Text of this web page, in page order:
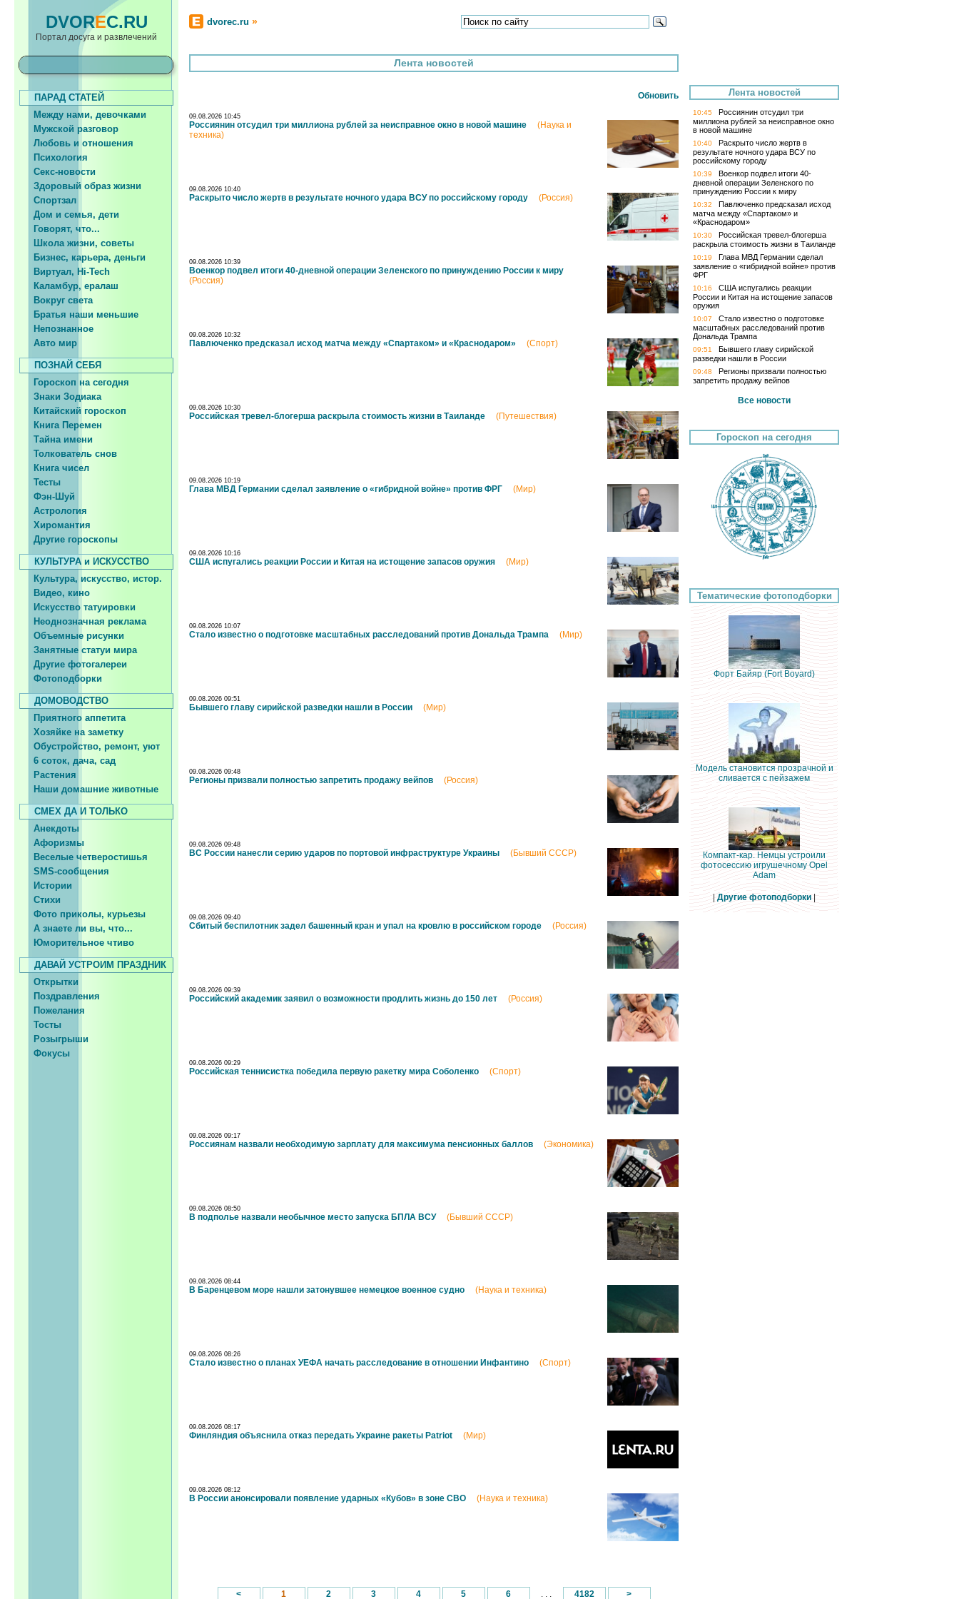
DVOREC.RU
Портал досуга и развлечений
dvorec.ru »
ПАРАД СТАТЕЙ
Между нами, девочками
Мужской разговор
Любовь и отношения
Психология
Секс-новости
Здоровый образ жизни
Спортзал
Дом и семья, дети
Говорят, что...
Школа жизни, советы
Бизнес, карьера, деньги
Виртуал, Hi-Tech
Каламбур, ералаш
Вокруг света
Братья наши меньшие
Непознанное
Авто мир
ПОЗНАЙ СЕБЯ
Гороскоп на сегодня
Знаки Зодиака
Китайский гороскоп
Книга Перемен
Тайна имени
Толкователь снов
Книга чисел
Тесты
Фэн-Шуй
Астрология
Хиромантия
Другие гороскопы
КУЛЬТУРА и ИСКУССТВО
Культура, искусство, истор.
Видео, кино
Искусство татуировки
Неоднозначная реклама
Объемные рисунки
Занятные статуи мира
Другие фотогалереи
Фотоподборки
ДОМОВОДСТВО
Приятного аппетита
Хозяйке на заметку
Обустройство, ремонт, уют
6 соток, дача, сад
Растения
Наши домашние животные
СМЕХ ДА И ТОЛЬКО
Анекдоты
Афоризмы
Веселые четверостишья
SMS-сообщения
Истории
Стихи
Фото приколы, курьезы
А знаете ли вы, что...
Юморительное чтиво
ДАВАЙ УСТРОИМ ПРАЗДНИК
Открытки
Поздравления
Пожелания
Тосты
Розыгрыши
Фокусы
Лента новостей
Обновить
09.08.2026 10:45
Россиянин отсудил три миллиона рублей за неисправное окно в новой машине
(Наука и
техника)
09.08.2026 10:40
Раскрыто число жертв в результате ночного удара ВСУ по российскому городу (Россия)
09.08.2026 10:39
Военкор подвел итоги 40-дневной операции Зеленского по принуждению России к миру
(Россия)
09.08.2026 10:32
Павлюченко предсказал исход матча между «Спартаком» и «Краснодаром» (Спорт)
09.08.2026 10:30
Российская тревел-блогерша раскрыла стоимость жизни в Таиланде (Путешествия)
09.08.2026 10:19
Глава МВД Германии сделал заявление о «гибридной войне» против ФРГ (Мир)
09.08.2026 10:16
США испугались реакции России и Китая на истощение запасов оружия (Мир)
09.08.2026 10:07
Стало известно о подготовке масштабных расследований против Дональда Трампа (Мир)
09.08.2026 09:51
Бывшего главу сирийской разведки нашли в России (Мир)
09.08.2026 09:48
Регионы призвали полностью запретить продажу вейпов (Россия)
09.08.2026 09:48
ВС России нанесли серию ударов по портовой инфраструктуре Украины (Бывший СССР)
09.08.2026 09:40
Сбитый беспилотник задел башенный кран и упал на кровлю в российском городе (Россия)
09.08.2026 09:39
Российский академик заявил о возможности продлить жизнь до 150 лет (Россия)
09.08.2026 09:29
Российская теннисистка победила первую ракетку мира Соболенко (Спорт)
09.08.2026 09:17
Россиянам назвали необходимую зарплату для максимума пенсионных баллов (Экономика)
09.08.2026 08:50
В подполье назвали необычное место запуска БПЛА ВСУ (Бывший СССР)
09.08.2026 08:44
В Баренцевом море нашли затонувшее немецкое военное судно (Наука и техника)
09.08.2026 08:26
Стало известно о планах УЕФА начать расследование в отношении Инфантино (Спорт)
09.08.2026 08:17
Финляндия объяснила отказ передать Украине ракеты Patriot (Мир)
09.08.2026 08:12
В России анонсировали появление ударных «Кубов» в зоне СВО (Наука и техника)
< 1 2 3 4 5 6 . . . 4182 >
Лента новостей
10:45
Россиянин отсудил три
миллиона рублей за неисправное окно
в новой машине
10:40
Раскрыто число жертв в
результате ночного удара ВСУ по
российскому городу
10:39
Военкор подвел итоги 40-
дневной операции Зеленского по
принуждению России к миру
10:32
Павлюченко предсказал исход
матча между «Спартаком» и
«Краснодаром»
10:30
Российская тревел-блогерша
раскрыла стоимость жизни в Таиланде
10:19
Глава МВД Германии сделал
заявление о «гибридной войне» против
ФРГ
10:16
США испугались реакции
России и Китая на истощение запасов
оружия
10:07
Стало известно о подготовке
масштабных расследований против
Дональда Трампа
09:51
Бывшего главу сирийской
разведки нашли в России
09:48
Регионы призвали полностью
запретить продажу вейпов
Все новости
Гороскоп на сегодня
Тематические фотоподборки
Форт Байяр (Fort Boyard)
Модель становится прозрачной и
сливается с пейзажем
Компакт-кар. Немцы устроили
фотосессию игрушечному Opel
Adam
Другие фотоподборки